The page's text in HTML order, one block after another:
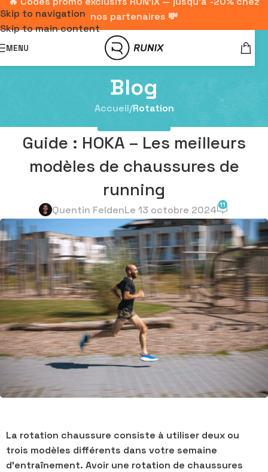
Skip to navigation
Skip to main content
nos partenaires 💸
MENU
Blog
Accueil/Rotation
Guide : HOKA – Les meilleurs
modèles de chaussures de
running
Quentin FeldenLe 13 octobre 2024 11
La rotation chaussure consiste à utiliser deux ou
trois modèles différents dans votre semaine
d’entraînement. Avoir une rotation de chaussures